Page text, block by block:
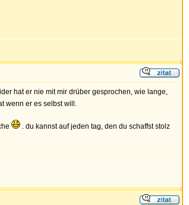
hat er nie mit mir drüber gesprochen, wie lange,
wenn er es selbst will.
. du kannst auf jeden tag, den du schaffst stolz